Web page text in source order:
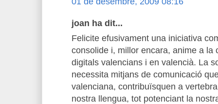
joan ha dit...
Felicite efusivament una iniciativa
consolide i, millor encara, anime a la
digitals valencians i en valencià. La
necessita mitjans de comunicació
valenciana, contribuïsquen a
nostra llengua, tot potenciant la